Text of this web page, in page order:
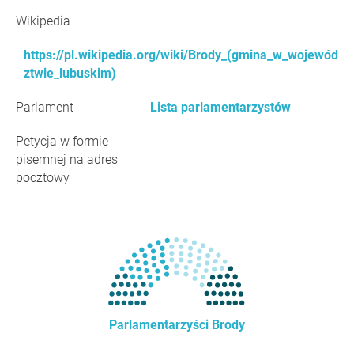
Wikipedia
https://pl.wikipedia.org/wiki/Brody_(gmina_w_wojewód
ztwie_lubuskim)
Parlament Lista parlamentarzystów
Petycja w formie
pisemnej na adres
pocztowy
Parlamentarzyści Brody